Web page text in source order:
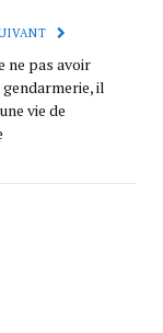
ne pas avoir
il
vie de